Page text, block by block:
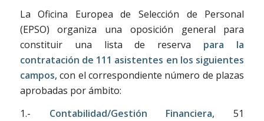
La Oficina Europea de Selección de Personal
(EPSO) organiza una oposición general para
constituir una lista de reserva para la
contratación de 111 asistentes en los siguientes
campos, con el correspondiente número de plazas
aprobadas por ámbito:
1.- Contabilidad/Gestión Financiera, 51